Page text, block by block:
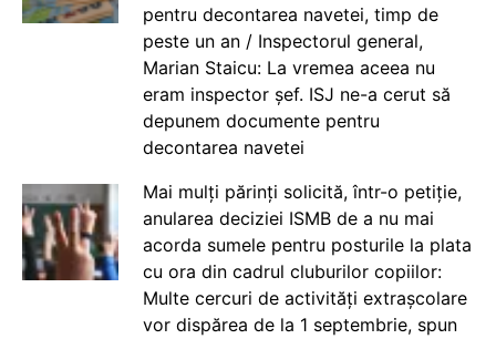
pentru decontarea navetei, timp de
peste un an / Inspectorul general,
Marian Staicu: La vremea aceea nu
eram inspector șef. ISJ ne-a cerut să
depunem documente pentru
decontarea navetei
Mai mulți părinți solicită, într-o petiție,
anularea deciziei ISMB de a nu mai
acorda sumele pentru posturile la plata
cu ora din cadrul cluburilor copiilor:
Multe cercuri de activități extrașcolare
vor dispărea de la 1 septembrie, spun